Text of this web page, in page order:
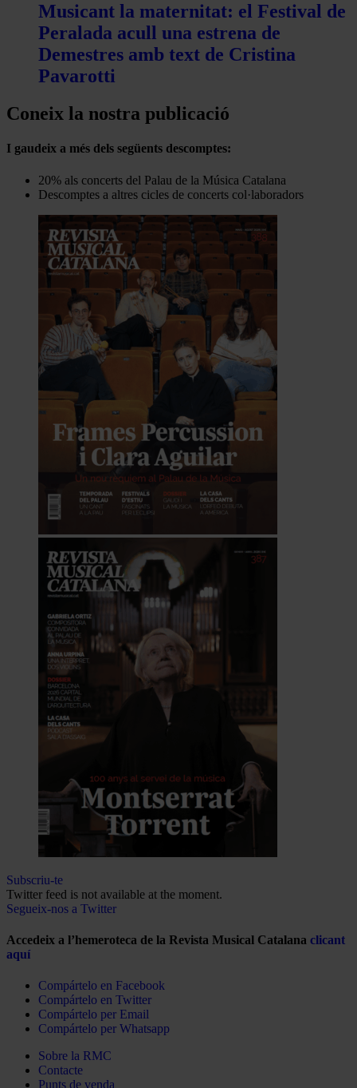
Musicant la maternitat: el Festival de
Peralada acull una estrena de
Demestres amb text de Cristina
Pavarotti
Coneix la nostra publicació
I gaudeix a més dels següents descomptes:
20% als concerts del Palau de la Música Catalana
Descomptes a altres cicles de concerts col·laboradors
Subscriu-te
Twitter feed is not available at the moment.
Segueix-nos a Twitter
Accedeix a l’hemeroteca de la Revista Musical Catalana clicant
aquí
Compártelo en Facebook
Compártelo en Twitter
Compártelo per Email
Compártelo per Whatsapp
Sobre la RMC
Contacte
Punts de venda